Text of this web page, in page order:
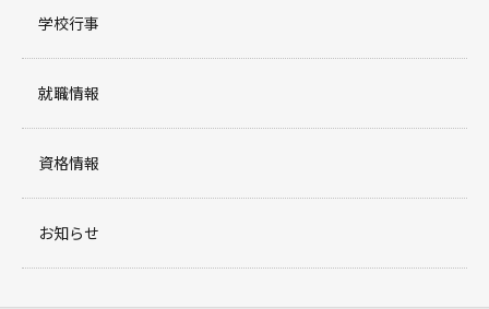
学校行事
就職情報
資格情報
お知らせ